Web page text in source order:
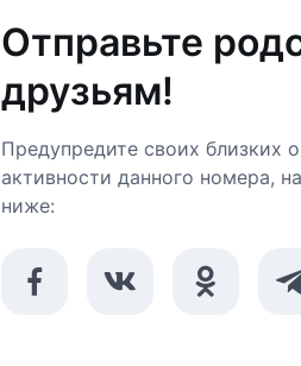
Отправьте
друзьям!
Предупредите своих близких
активности данного номера,
ниже: